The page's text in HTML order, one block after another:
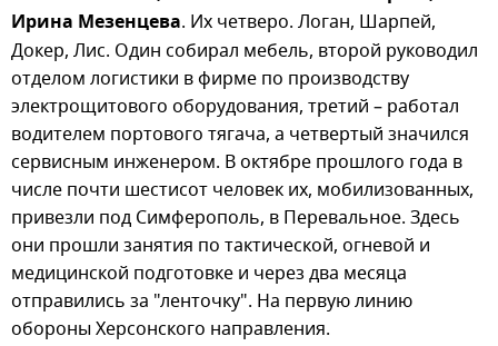
Ирина Мезенцева. Их четверо. Логан, Шарпей,
Докер, Лис. Один собирал мебель, второй руководил
отделом логистики в фирме по производству
электрощитового оборудования, третий – работал
водителем портового тягача, а четвертый значился
сервисным инженером. В октябре прошлого года в
числе почти шестисот человек их, мобилизованных,
привезли под Симферополь, в Перевальное. Здесь
они прошли занятия по тактической, огневой и
медицинской подготовке и через два месяца
отправились за "ленточку". На первую линию
обороны Херсонского направления.